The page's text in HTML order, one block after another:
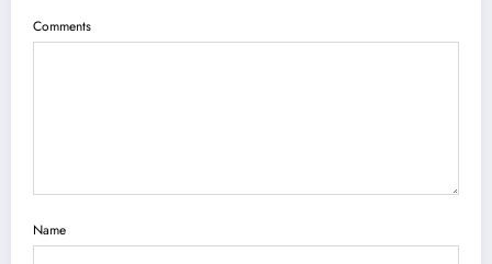
Comments
Name